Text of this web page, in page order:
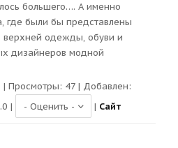
большего…. А именно
где были бы представлены
верхней одежды, обуви и
дизайнеров модной
| Просмотры: 47 | Добавлен:
| | Сайт